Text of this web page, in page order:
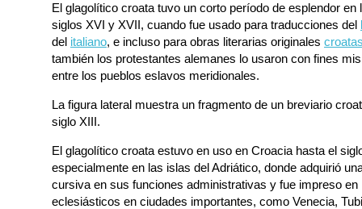
El glagolítico croata tuvo un corto período de esplendor en
siglos XVI y XVII, cuando fue usado para traducciones del
del italiano, e incluso para obras literarias originales
también los protestantes alemanes lo usaron con fines
entre los pueblos eslavos meridionales.
La figura lateral muestra un fragmento de un breviario
siglo XIII.
El glagolítico croata estuvo en uso en Croacia hasta el
especialmente en las islas del Adriático, donde adquirió
cursiva en sus funciones administrativas y fue impreso en
eclesiásticos en ciudades importantes, como Venecia,